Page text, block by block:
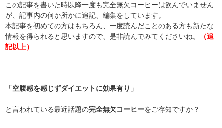
この記事を書いた時以降一度も完全無欠コーヒーは飲んでいません
が、記事内の何か所かに追記、編集をしています。
本記事を初めての方はもちろん、一度読んだことのある方も新たな
情報を得られると思いますので、是非読んでみてくださいね。
（追
記以上）
「空腹感を感じずダイエットに効果有り」
と言われている最近話題の完全無欠コーヒーをご存知ですか？